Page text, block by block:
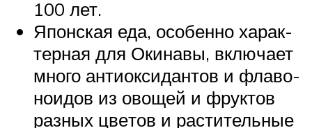
100 лет.
Япон­ская еда, осо­бенно харак­
тер­ная для Оки­навы, вклю­чает
много анти­ок­си­дан­тов и фла­во­
но­и­дов из ово­щей и фрук­тов
раз­ных цве­тов и рас­ти­тель­ные